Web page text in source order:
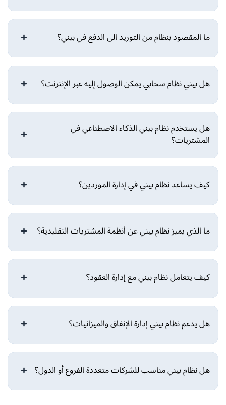
ما المقصود بنظام من التوريد الى الدفع في بيني؟
هل بيني نظام سحابي يمكن الوصول إليه عبر الإنترنت؟
هل يستخدم نظام بيني الذكاء الاصطناعي في
المشتريات؟
كيف يساعد نظام بيني في إدارة الموردين؟
ما الذي يميز نظام بيني عن أنظمة المشتريات التقليدية؟
كيف يتعامل نظام بيني مع إدارة العقود؟
هل يدعم نظام بيني إدارة الإنفاق والميزانيات؟
هل نظام بيني مناسب للشركات متعددة الفروع أو الدول؟